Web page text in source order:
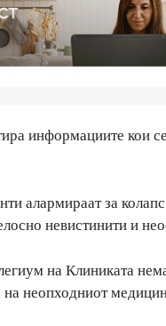
информациите кои
алармираат за
невистинити и
на Клиниката
на неопходниот